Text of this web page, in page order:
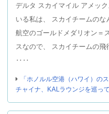
デルタ スカイマイル アメッ
いる私は、 スカイチームの
航空のゴールドメダリオン＝
スなので、 スカイチームの
‥‥
「ホノルル空港（ハワイ）の
チャイナ、KALラウンジを巡っ